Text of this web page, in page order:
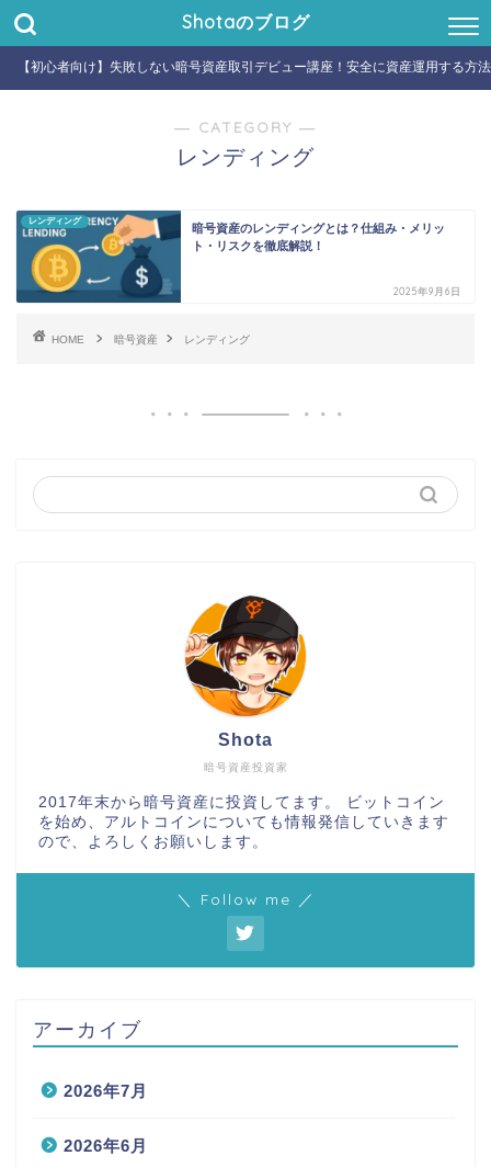
Shotaのブログ
【初心者向け】失敗しない暗号資産取引デビュー講座！安全に資産運用する方
― CATEGORY ―
レンディング
レンディング
暗号資産のレンディングとは？仕組み・メリッ
ト・リスクを徹底解説！
2025年9月6日
HOME 暗号資産 レンディング
暗号資産投資家
Shota
2017年末から暗号資産に投資してます。 ビットコイン
を始め、アルトコインについても情報発信していきます
ので、よろしくお願いします。
＼ Follow me ／
アーカイブ
2026年7月
2026年6月